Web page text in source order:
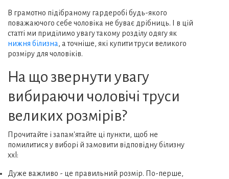
В грамотно підібраному гардеробі будь-якого
поважаючого себе чоловіка не буває дрібниць. І в цій
статті ми приділимо увагу такому розділу одягу як
нижня білизна, а точніше, які купити труси великого
розміру для чоловіків.
На що звернути увагу
вибираючи чоловічі труси
великих розмірів?
Прочитайте і запам'ятайте ці пункти, щоб не
помилитися у виборі й замовити відповідну білизну
xxl:
Дуже важливо - це правильний розмір. По-перше,